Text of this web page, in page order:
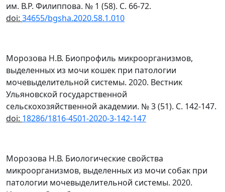
им. В.Р. Филиппова. № 1 (58). С. 66-72.
doi: 34655/bgsha.2020.58.1.010
Морозова Н.В. Биопрофиль микроорганизмов,
выделенных из мочи кошек при патологии
мочевыделительной системы. 2020. Вестник
Ульяновской государственной
сельскохозяйственной академии. № 3 (51). С. 142-147.
doi: 18286/1816-4501-2020-3-142-147
Морозова Н.В. Биологические свойства
микроорганизмов, выделенных из мочи собак при
патологии мочевыделительной системы. 2020.